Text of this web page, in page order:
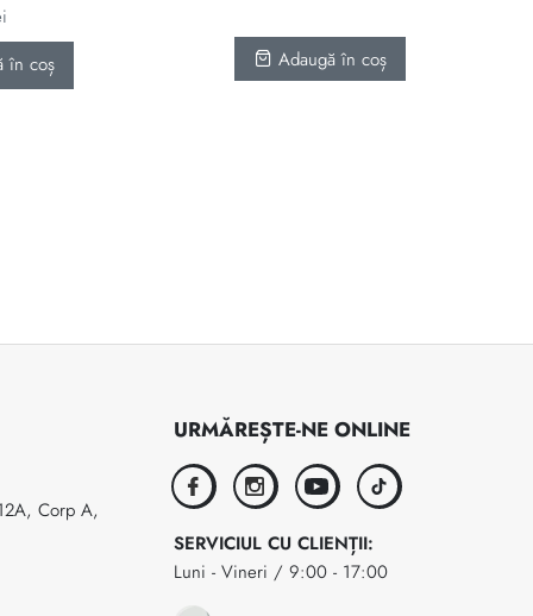
în coș
Adaugă în coș
Corp A,
URMĂREȘTE-NE ONLINE
facebookinstagramyoutubetiktok
SERVICIUL CU CLIENȚII:
Luni - Vineri / 9:00 - 17:00